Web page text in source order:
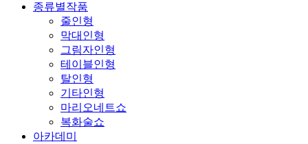
종류별작품
줄인형
막대인형
그림자인형
테이블인형
탈인형
기타인형
마리오네트쇼
복화술쇼
아카데미